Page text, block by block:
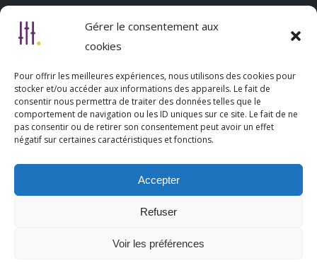
Gérer le consentement aux
cookies
Pour offrir les meilleures expériences, nous utilisons des cookies pour
stocker et/ou accéder aux informations des appareils. Le fait de
consentir nous permettra de traiter des données telles que le
comportement de navigation ou les ID uniques sur ce site. Le fait de ne
pas consentir ou de retirer son consentement peut avoir un effet
négatif sur certaines caractéristiques et fonctions.
Accepter
Refuser
Voir les préférences
Nous découvrir
L’association Trésorsmédia
Contact
Politique de cookies (UE)
Mentions légales